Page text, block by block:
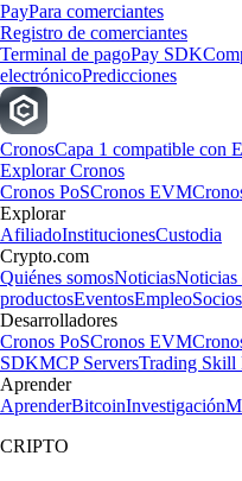
PayPara comerciantes
Registro de comerciantes
Terminal de pagoPay SDK
electrónicoPredicciones
CronosCapa 1 compatible con
Explorar Cronos
Cronos PoSCronos EVM
Explorar
AfiliadoInstitucionesCustodia
Crypto.com
Quiénes somosNoticiasNoticias
productosEventosEmpleoSocios
Desarrolladores
Cronos PoSCronos EVM
SDKMCP ServersTrading Skill
Aprender
AprenderBitcoinInvestigación
CRIPTO